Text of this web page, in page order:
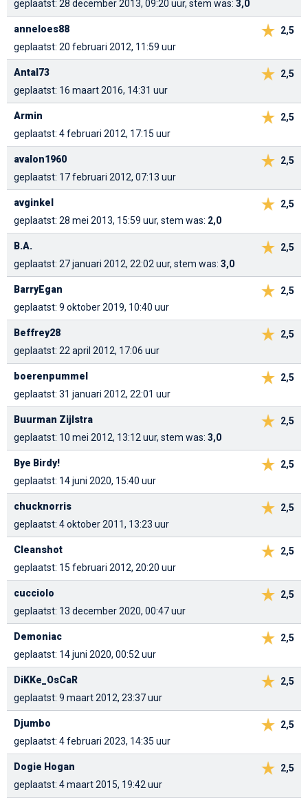
geplaatst: 28 december 2013, 09:20 uur, stem was: 3,0
2,5
anneloes88
geplaatst: 20 februari 2012, 11:59 uur
2,5
Antal73
geplaatst: 16 maart 2016, 14:31 uur
2,5
Armin
geplaatst: 4 februari 2012, 17:15 uur
2,5
avalon1960
geplaatst: 17 februari 2012, 07:13 uur
2,5
avginkel
geplaatst: 28 mei 2013, 15:59 uur, stem was: 2,0
2,5
B.A.
geplaatst: 27 januari 2012, 22:02 uur, stem was: 3,0
2,5
BarryEgan
geplaatst: 9 oktober 2019, 10:40 uur
2,5
Beffrey28
geplaatst: 22 april 2012, 17:06 uur
2,5
boerenpummel
geplaatst: 31 januari 2012, 22:01 uur
2,5
Buurman Zijlstra
geplaatst: 10 mei 2012, 13:12 uur, stem was: 3,0
2,5
Bye Birdy!
geplaatst: 14 juni 2020, 15:40 uur
2,5
chucknorris
geplaatst: 4 oktober 2011, 13:23 uur
2,5
Cleanshot
geplaatst: 15 februari 2012, 20:20 uur
2,5
cucciolo
geplaatst: 13 december 2020, 00:47 uur
2,5
Demoniac
geplaatst: 14 juni 2020, 00:52 uur
2,5
DiKKe_OsCaR
geplaatst: 9 maart 2012, 23:37 uur
2,5
Djumbo
geplaatst: 4 februari 2023, 14:35 uur
2,5
Dogie Hogan
geplaatst: 4 maart 2015, 19:42 uur